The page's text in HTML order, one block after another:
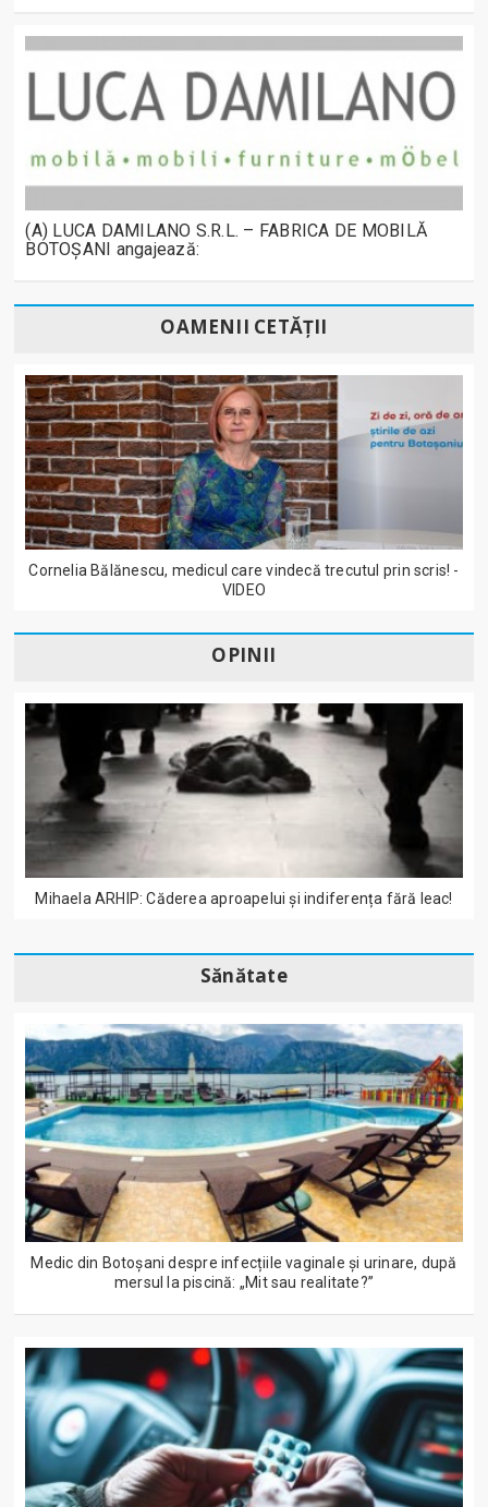
(A) LUCA DAMILANO S.R.L. – FABRICA DE MOBILĂ
BOTOȘANI angajează:
OAMENII CETĂȚII
Cornelia Bălănescu, medicul care vindecă trecutul prin scris! -
VIDEO
OPINII
Mihaela ARHIP: Căderea aproapelui și indiferența fără leac!
Sănătate
Medic din Botoșani despre infecțiile vaginale și urinare, după
mersul la piscină: „Mit sau realitate?”